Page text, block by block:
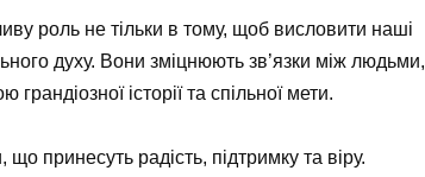
роль не тільки в тому, щоб висловити наші
духу. Вони зміцнюють зв’язки між людьми,
історії та спільної мети.
принесуть радість, підтримку та віру.